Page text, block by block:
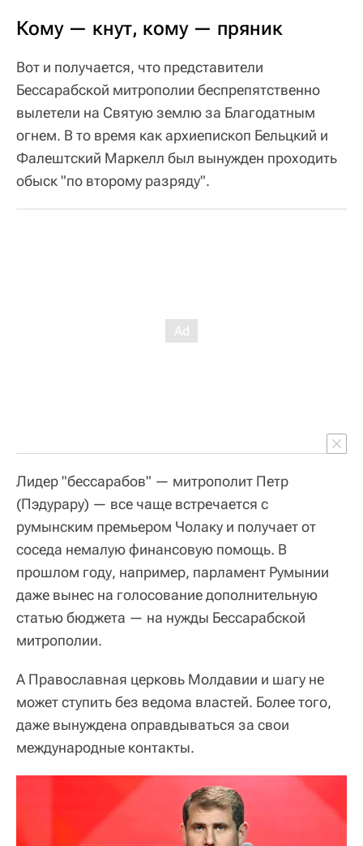
Кому — кнут, кому — пряник
Вот и получается, что представители
Бессарабской митрополии беспрепятственно
вылетели на Святую землю за Благодатным
огнем. В то время как архиепископ Бельцкий и
Фалештский Маркелл был вынужден проходить
обыск "по второму разряду".
Лидер "бессарабов" — митрополит Петр
(Пэдурару) — все чаще встречается с
румынским премьером Чолаку и получает от
соседа немалую финансовую помощь. В
прошлом году, например, парламент Румынии
даже вынес на голосование дополнительную
статью бюджета — на нужды Бессарабской
митрополии.
А Православная церковь Молдавии и шагу не
может ступить без ведома властей. Более того,
даже вынуждена оправдываться за свои
международные контакты.